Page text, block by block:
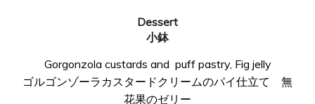
Dessert
小鉢
Gorgonzola custards and puff pastry, Fig jelly
ゴルゴンゾーラカスタードクリームのパイ仕立て 無
花果のゼリー